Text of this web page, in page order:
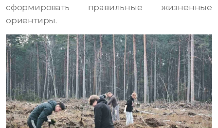
сформировать правильные жизненные
ориентиры.